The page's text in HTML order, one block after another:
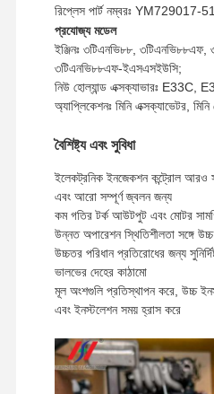
শিপিং পদ্ধতি
ইউপিএস/
রিপ্লেস পার্ট নম্বরঃ
প্রযোজ্য মডেল
ইঞ্জিনঃ ৩টিএনভি৮৮,
৩টিএনভি৮৮এফ-ইএসএসইউসি;
নিউ হোল্যান্ড এক্সক্যাভারঃ E33C,
অ্যাপ্লিকেশনঃ মিনি এক্সক্যাভেটর, মিনি
বৈশিষ্ট্য এবং সুবিধা
ইলেকট্রনিক ইনজেকশন কন্ট্রোল আরও
এবং আরো সম্পূর্ণ জ্বলন জন্য
কম গতির টর্ক আউটপুট এবং মোটর
উন্নত অপারেশন স্থিতিশীলতা সঙ্গে
উচ্চতর পরিধান প্রতিরোধের জন্য
ভালভের দেহের কাঠামো
মূল অংশগুলি প্রতিস্থাপন করে, উচ্চ
এবং ইনস্টলেশন সময় হ্রাস করে